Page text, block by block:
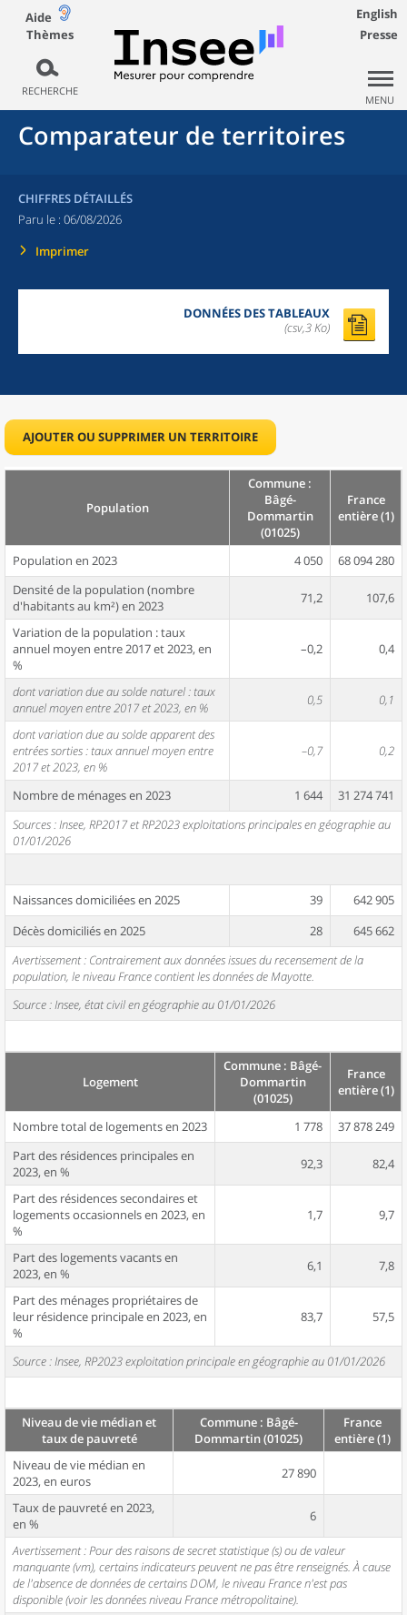
Aide
Thèmes
RECHERCHE
English
Presse
MENU
Comparateur de territoires
CHIFFRES DÉTAILLÉS
Paru le : 06/08/2026
Imprimer
DONNÉES DES TABLEAUX
(csv,3 Ko)
AJOUTER OU SUPPRIMER UN TERRITOIRE
Population
Commune :
Bâgé-
Dommartin
(01025)
France
entière (1)
Population en 2023 4 050
68 094 280
Densité de la population (nombre
d'habitants au km²) en 2023
71,2 107,6
Variation de la population : taux
annuel moyen entre 2017 et 2023, en
%
–0,2 0,4
dont variation due au solde naturel : taux
annuel moyen entre 2017 et 2023, en %
0,5 0,1
dont variation due au solde apparent des
entrées sorties : taux annuel moyen entre
2017 et 2023, en %
–0,7 0,2
Nombre de ménages en 2023 1 644
31 274 741
Sources : Insee, RP2017 et RP2023 exploitations principales en géographie au
01/01/2026
Naissances domiciliées en 2025 39
642 905
Décès domiciliés en 2025
28
645 662
Avertissement : Contrairement aux données issues du recensement de la
population, le niveau France contient les données de Mayotte.
Source : Insee, état civil en géographie au 01/01/2026
Logement
Commune : Bâgé-
Dommartin
(01025)
France
entière (1)
Nombre total de logements en 2023 1 778
37 878 249
Part des résidences principales en
2023, en %
92,3 82,4
Part des résidences secondaires et
logements occasionnels en 2023, en
%
1,7 9,7
Part des logements vacants en
2023, en %
6,1 7,8
Part des ménages propriétaires de
leur résidence principale en 2023, en
%
83,7 57,5
Source : Insee, RP2023 exploitation principale en géographie au 01/01/2026
Niveau de vie médian et
taux de pauvreté
Commune : Bâgé-
Dommartin (01025)
France
entière (1)
Niveau de vie médian en
2023, en euros
27 890
Taux de pauvreté en 2023,
en %
6
Avertissement : Pour des raisons de secret statistique (s) ou de valeur
manquante (vm), certains indicateurs peuvent ne pas être renseignés. À cause
de l'absence de données de certains DOM, le niveau France n'est pas
disponible (voir les données niveau France métropolitaine).